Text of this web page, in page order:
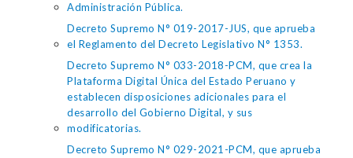
Administración Pública.
Decreto Supremo N° 019-2017-JUS, que aprueba
el Reglamento del Decreto Legislativo N° 1353.
Decreto Supremo N° 033-2018-PCM, que crea la
Plataforma Digital Única del Estado Peruano y
establecen disposiciones adicionales para el
desarrollo del Gobierno Digital, y sus
modificatorias.
Decreto Supremo N° 029-2021-PCM, que aprueba